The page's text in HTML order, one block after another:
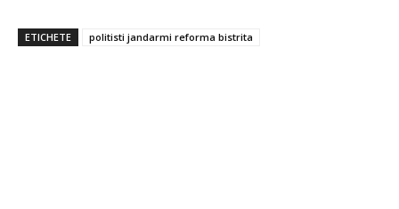
ETICHETE politisti jandarmi reforma bistrita